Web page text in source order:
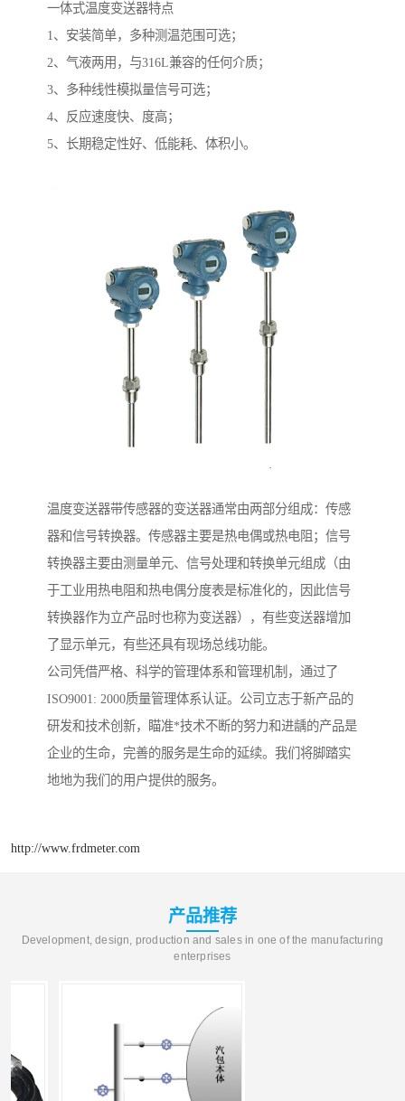
一体式温度变送器特点
1、安装简单，多种测温范围可选；
2、气液两用，与316L兼容的任何介质；
3、多种线性模拟量信号可选；
4、反应速度快、度高；
5、长期稳定性好、低能耗、体积小。
温度变送器带传感器的变送器通常由两部分组成：传感
器和信号转换器。传感器主要是热电偶或热电阻；信号
转换器主要由测量单元、信号处理和转换单元组成（由
于工业用热电阻和热电偶分度表是标准化的，因此信号
转换器作为立产品时也称为变送器），有些变送器增加
了显示单元，有些还具有现场总线功能。
公司凭借严格、科学的管理体系和管理机制，通过了
ISO9001: 2000质量管理体系认证。公司立志于新产品的
研发和技术创新，瞄准*技术不断的努力和进龋的产品是
企业的生命，完善的服务是生命的延续。我们将脚踏实
地地为我们的用户提供的服务。
http://www.frdmeter.com
产品推荐
Development, design, production and sales in one of the manufacturing
enterprises